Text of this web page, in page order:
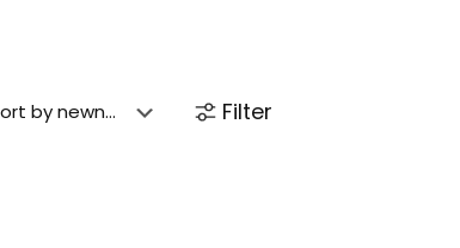
Filter